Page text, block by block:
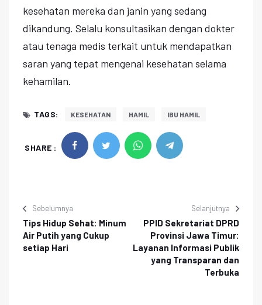
kesehatan mereka dan janin yang sedang
dikandung. Selalu konsultasikan dengan dokter
atau tenaga medis terkait untuk mendapatkan
saran yang tepat mengenai kesehatan selama
kehamilan.
TAGS: KESEHATAN HAMIL IBU HAMIL
SHARE :
Sebelumnya
Tips Hidup Sehat: Minum
Air Putih yang Cukup
setiap Hari
Selanjutnya
PPID Sekretariat DPRD
Provinsi Jawa Timur:
Layanan Informasi Publik
yang Transparan dan
Terbuka